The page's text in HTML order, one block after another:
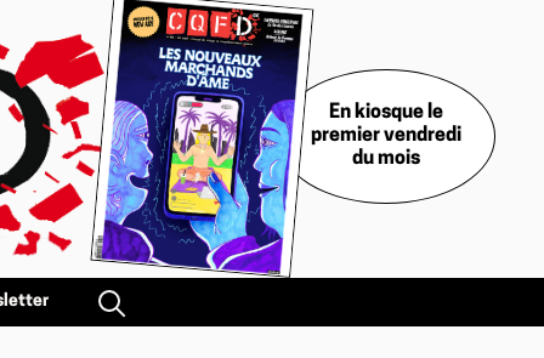
En kiosque le
premier vendredi
du mois